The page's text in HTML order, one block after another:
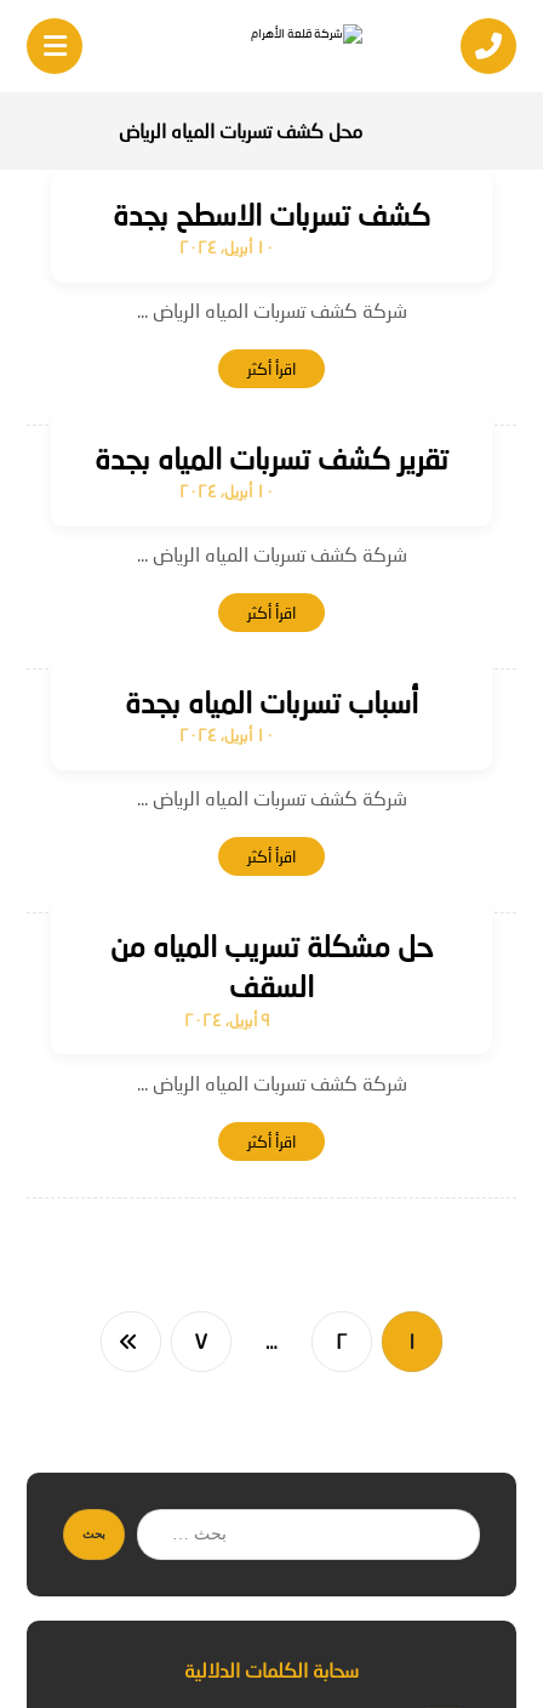
محل كشف تسربات المياه الرياض
كشف تسربات الاسطح بجدة
١٠ أبريل، ٢٠٢٤
شركة كشف تسربات المياه الرياض ...
اقرأ أكثر
تقرير كشف تسربات المياه بجدة
١٠ أبريل، ٢٠٢٤
شركة كشف تسربات المياه الرياض ...
اقرأ أكثر
أسباب تسربات المياه بجدة
١٠ أبريل، ٢٠٢٤
شركة كشف تسربات المياه الرياض ...
اقرأ أكثر
حل مشكلة تسريب المياه من
السقف
٩ أبريل، ٢٠٢٤
شركة كشف تسربات المياه الرياض ...
اقرأ أكثر
١ ٢ … ٧
بحث
سحابة الكلمات الدلالية